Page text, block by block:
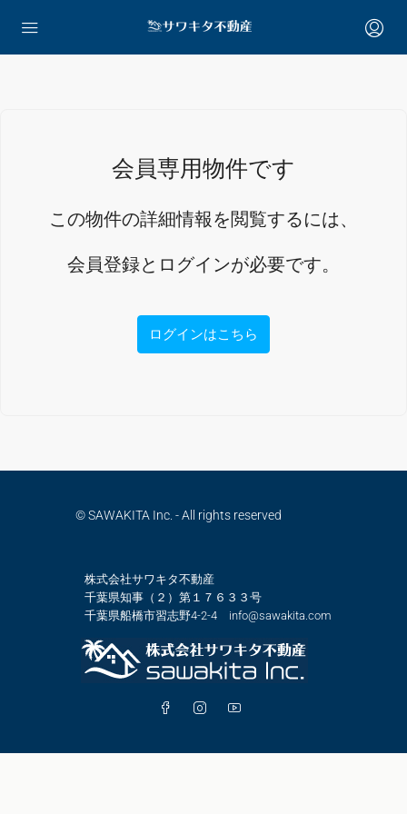
会員専用物件です
この物件の詳細情報を閲覧するには、
会員登録とログインが必要です。
ログインはこちら
© SAWAKITA Inc. - All rights reserved
株式会社サワキタ不動産
千葉県知事（２）第１７６３３号
千葉県船橋市習志野4-2-4 info@sawakita.com